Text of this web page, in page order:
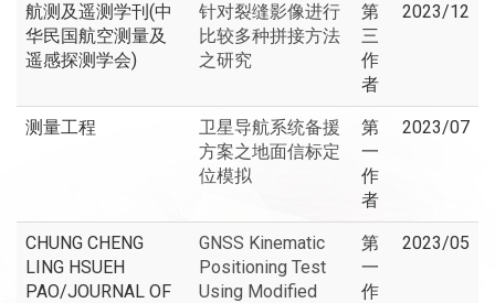
航测及遥测学刊(中
华民国航空测量及
遥感探测学会)
针对裂缝影像进行
比较多种拼接方法
之研究
第
三
作
者
2023/12
测量工程
卫星导航系统备援
方案之地面信标定
位模拟
第
一
作
者
2023/07
CHUNG CHENG
LING HSUEH
PAO/JOURNAL OF
GNSS Kinematic
Positioning Test
Using Modified
第
一
作
2023/05